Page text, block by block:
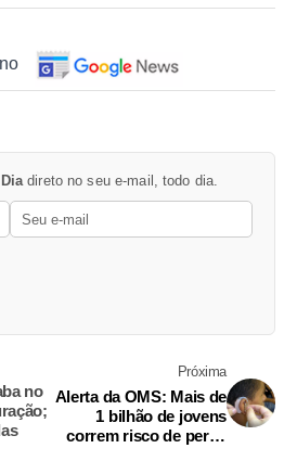
direto no seu e-mail, todo dia.
no
Próxima
Alerta da OMS: Mais de
1 bilhão de jovens
correm risco de perda